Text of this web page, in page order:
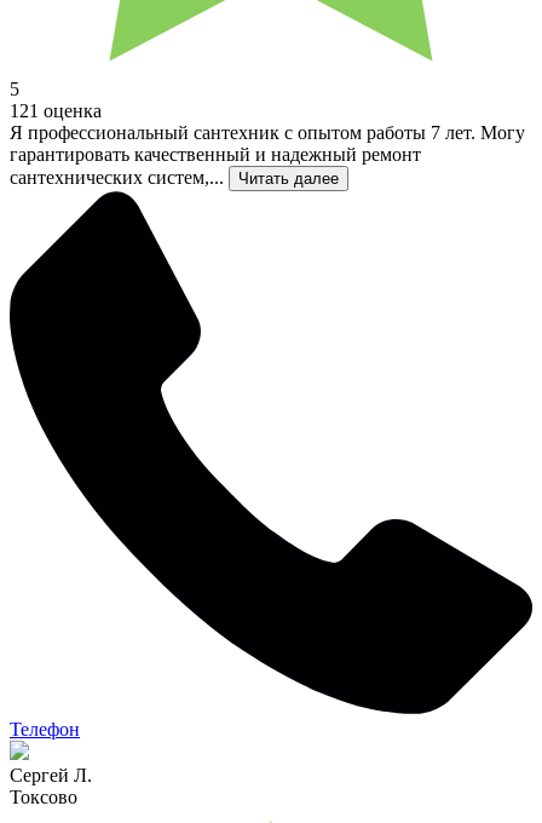
5
121 оценка
Я профессиональный сантехник с опытом работы 7 лет. Могу
гарантировать качественный и надежный ремонт
сантехнических систем,...
Читать далее
Телефон
Сергей Л.
Токсово